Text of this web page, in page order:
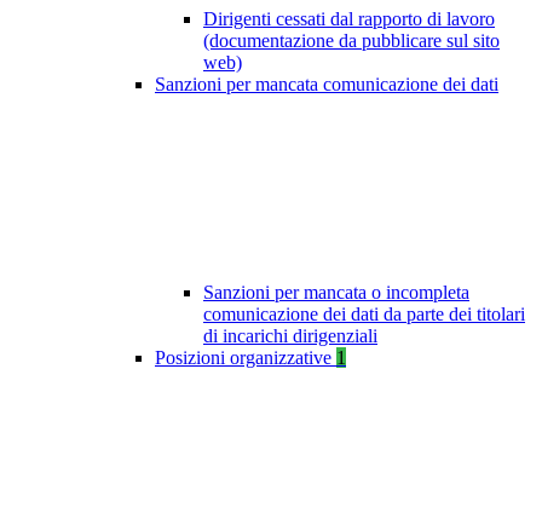
Dirigenti cessati dal rapporto di lavoro
(documentazione da pubblicare sul sito
web)
Sanzioni per mancata comunicazione dei dati
Sanzioni per mancata o incompleta
comunicazione dei dati da parte dei titolari
di incarichi dirigenziali
Posizioni organizzative 1